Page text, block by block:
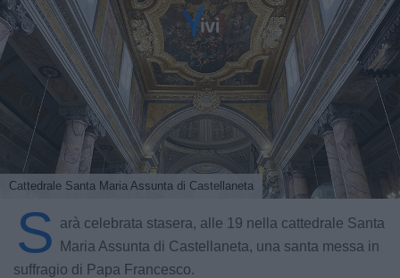
Cattedrale Santa Maria Assunta di Castellaneta
S arà celebrata stasera, alle 19 nella cattedrale Santa
Maria Assunta di Castellaneta, una santa messa in
suffragio di Papa Francesco.